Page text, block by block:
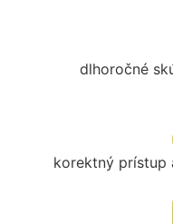
dlhoročné
korektný prístup